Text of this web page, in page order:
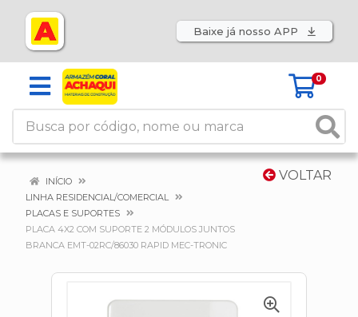
Baixe já nosso APP
0
VOLTAR
INÍCIO
LINHA RESIDENCIAL/COMERCIAL
PLACAS E SUPORTES
PLACA 4X2 COM SUPORTE 2 MÓDULOS JUNTOS
BRANCA EMT-02RC/86030 RAPID MEC-TRONIC